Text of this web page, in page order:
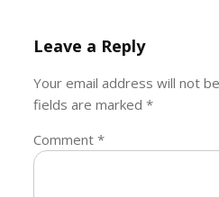
Leave a Reply
Your email address will not
fields are marked*
Comment*